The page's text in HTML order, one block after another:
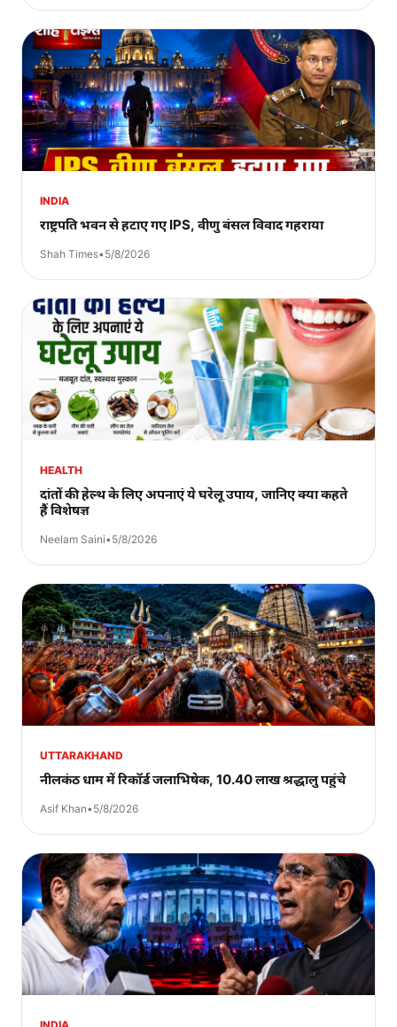
INDIA
राष्ट्रपति भवन से हटाए गए IPS, वीणु बंसल विवाद गहराया
Shah Times•5/8/2026
HEALTH
दांतों की हेल्थ के लिए अपनाएं ये घरेलू उपाय, जानिए क्या कहते
हैं विशेषज्ञ
Neelam Saini•5/8/2026
UTTARAKHAND
नीलकंठ धाम में रिकॉर्ड जलाभिषेक, 10.40 लाख श्रद्धालु पहुंचे
Asif Khan•5/8/2026